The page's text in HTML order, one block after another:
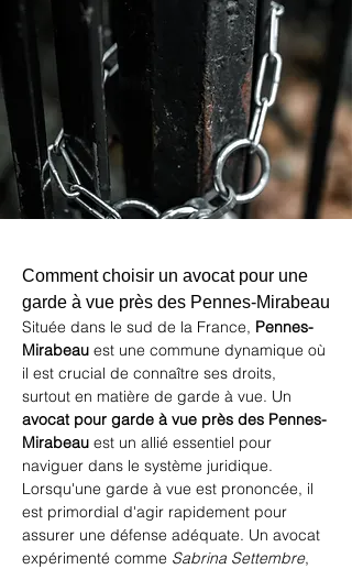
Comment choisir un avocat pour une
garde à vue près des Pennes-Mirabeau
Située dans le sud de la France, Pennes-
Mirabeau est une commune dynamique où
il est crucial de connaître ses droits,
surtout en matière de garde à vue. Un
avocat pour garde à vue près des Pennes-
Mirabeau est un allié essentiel pour
naviguer dans le système juridique.
Lorsqu'une garde à vue est prononcée, il
est primordial d'agir rapidement pour
assurer une défense adéquate. Un avocat
expérimenté comme Sabrina Settembre,